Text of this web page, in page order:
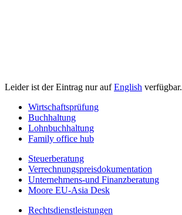
Leider ist der Eintrag nur aufEnglish verfügbar.
Wirtschaftsprüfung
Buchhaltung
Lohnbuchhaltung
Family office hub
Steuerberatung
Verrechnungspreisdokumentation
Unternehmens-und Finanzberatung
Moore EU-Asia Desk
Rechtsdienstleistungen